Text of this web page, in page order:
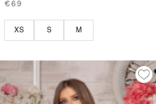
€69
XS S M